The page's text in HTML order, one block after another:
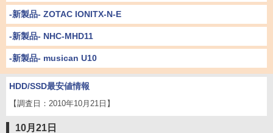
-新製品- ZOTAC IONITX-N-E
-新製品- NHC-MHD11
-新製品- musican U10
HDD/SSD最安値情報
【調査日：2010年10月21日】
10月21日